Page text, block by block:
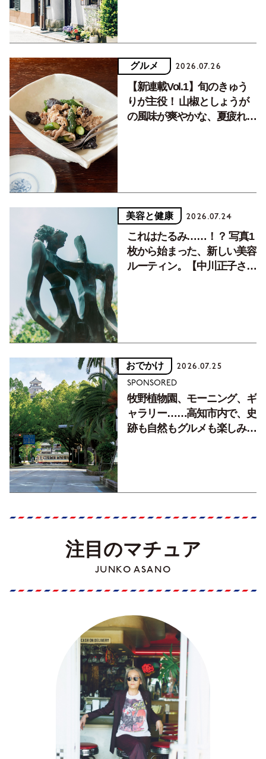
グルメ 2026.07.26
【新連載Vol.1】旬のきゅう
りが主役！ 山椒としょうが
の風味が爽やかな、夏疲れを
美容と健康 2026.07.24
これはたるみ……！？ 写真1
枚から始まった、新しい美容
ルーティン。【中川正子さん
おでかけ 2026.07.25
SPONSORED
牧野植物園、モーニング、ギ
ャラリー……高知市内で、史
跡も自然もグルメも楽しみ尽
注目のマチュア
JUNKO ASANO